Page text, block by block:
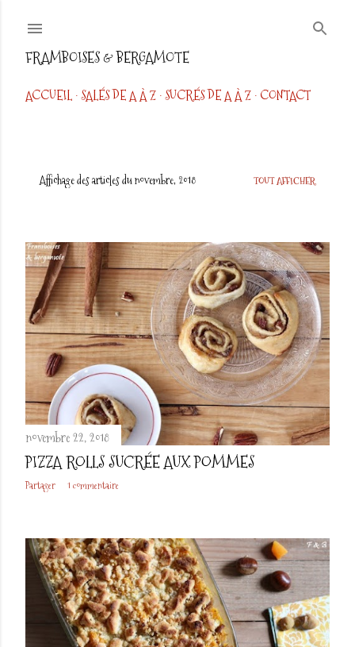
FRAMBOISES & BERGAMOTE
ACCUEIL SALÉS DE A À Z SUCRÉS DE A À Z CONTACT
t
i
c
l
e
s
Affichage des articles du novembre, 2018 TOUT AFFICHER
novembre 22, 2018
PIZZA ROLLS SUCRÉE AUX POMMES
Partager 1 commentaire